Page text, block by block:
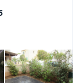
de travaux
nettoyage.